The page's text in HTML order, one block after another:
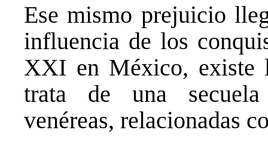
Ese mismo prejuicio
influencia de los
XXI en México, existe
trata de una secuela
venéreas, relacionadas